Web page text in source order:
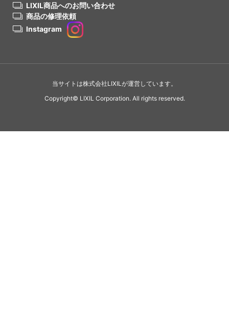
LIXIL商品へのお問い合わせ
商品の修理依頼
Instagram
当サイトは株式会社LIXILが運営しています。
Copyright© LIXIL Corporation. All rights reserved.